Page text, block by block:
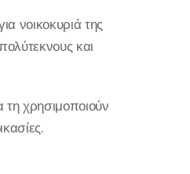
νοικοκυριά της
και
χρησιμοποιούν